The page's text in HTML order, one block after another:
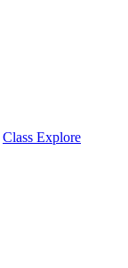
Class Explore